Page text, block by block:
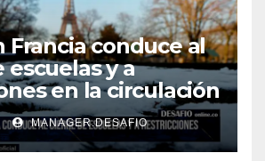
Francia conduce al
escuelas y a
en la circulación
MANAGER.DESAFIO